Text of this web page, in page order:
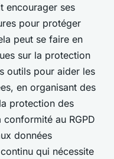
encourager ses
pour protéger
peut se faire en
sur la protection
outils pour aider les
en organisant des
protection des
au RGPD
données
qui nécessite